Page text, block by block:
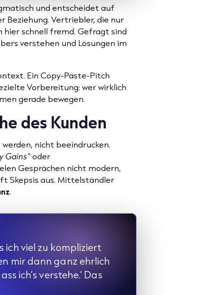
und entscheidet auf
Beziehung. Vertriebler, die nur
schnell fremd. Gefragt sind
verstehen und Lösungen im
Ein Copy-Paste-Pitch
Vorbereitung: wer wirklich
gerade bewegen.
des Kunden
nicht beeindrucken.
Gains“oder
Gesprächen nicht modern,
Skepsis aus. Mittelständler
.
ich viel zu kompliziert
mir dann ganz ehrlich
ich’s verstehe.‘ Das